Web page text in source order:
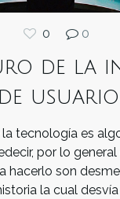
0 0
de la
de usuario
la tecnología es
por lo general
hacerlo son
la cual desvía